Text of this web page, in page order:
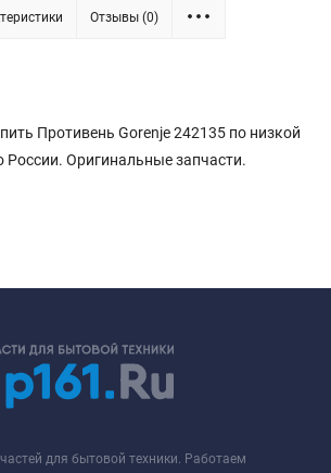
Отзывы (0)
Противень Gorenje 242135 по низкой
России. Оригинальные запчасти.
для бытовой техники. Работаем